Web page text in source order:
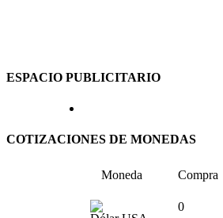
ESPACIO PUBLICITARIO
COTIZACIONES DE MONEDAS
Moneda Compra
0